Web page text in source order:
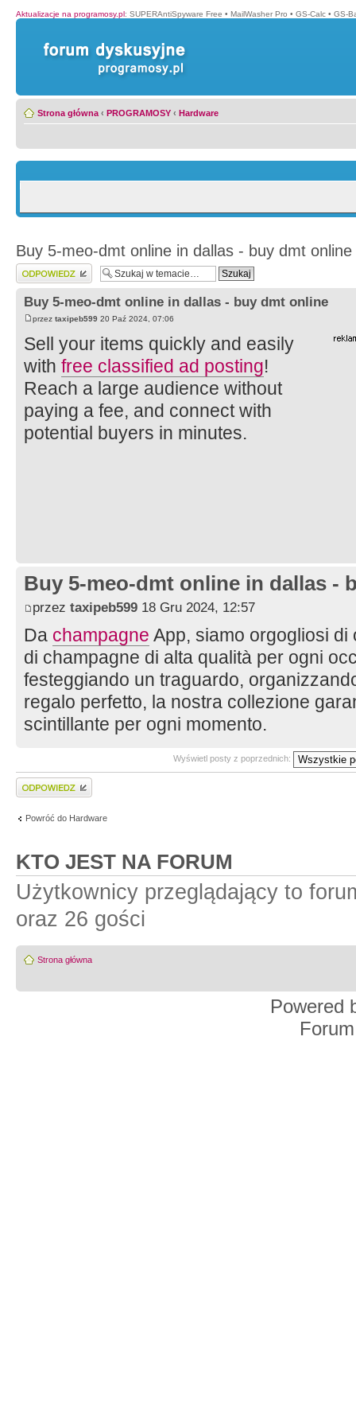
Aktualizacje na programosy.pl: SUPERAntiSpyware Free • MailWasher Pro • GS-Calc • GS-
Strona główna ‹ PROGRAMOSY ‹ Hardware
Buy 5-meo-dmt online in dallas - buy dmt online
Wyślij odpowiedź
Buy 5-meo-dmt online in dallas - buy dmt online
przez taxipeb599 20 Paź 2024, 07:06
Sell your items quickly and easily
with free classified ad posting!
Reach a large audience without
paying a fee, and connect with
potential buyers in minutes.
Buy 5-meo-dmt online in dallas -
przez taxipeb599 18 Gru 2024, 12:57
Da champagne App, siamo orgogliosi
di champagne di alta qualità per ogni
festeggiando un traguardo,
regalo perfetto, la nostra collezione
scintillante per ogni momento.
Wyświetl posty z poprzednich:
Wyślij odpowiedź
Powróć do Hardware
KTO JEST NA FORUM
Użytkownicy przeglądający to
oraz 26 gości
Strona główna
Powered